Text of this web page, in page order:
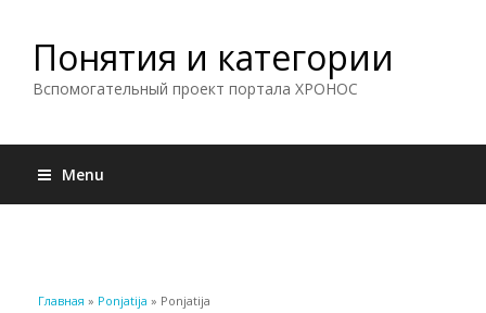
Понятия и категории
Вспомогательный проект портала ХРОНОС
Menu
Вы здесь
Главная » Ponjatija » Ponjatija